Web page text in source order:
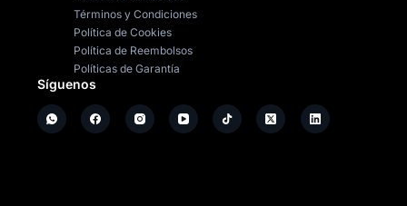
Términos y Condiciones
Política de Cookies
Política de Reembolsos
Políticas de Garantía
Síguenos